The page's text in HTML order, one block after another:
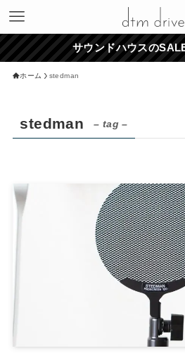
サウンドハウスの
ホーム stedman
stedman – tag –